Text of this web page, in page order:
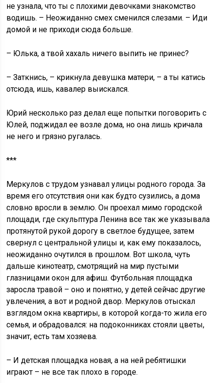
не узнала, что ты с плохими девочками знакомство
водишь. – Неожиданно смех сменился слезами. – Иди
домой и не приходи сюда больше.
– Юлька, а твой хахаль ничего выпить не принес?
– Заткнись, – крикнула девушка матери, – а ты катись
отсюда, ишь, кавалер выискался.
Юрий несколько раз делал еще попытки поговорить с
Юлей, поджидал ее возле дома, но она лишь кричала
не него и грязно ругалась.
***
Меркулов с трудом узнавал улицы родного города. За
время его отсутствия они как будто сузились, а дома
словно вросли в землю. Он проехал мимо городской
площади, где скульптура Ленина все так же указывала
протянутой рукой дорогу в светлое будущее, затем
свернул с центральной улицы и, как ему показалось,
неожиданно очутился в прошлом. Вот школа, чуть
дальше кинотеатр, смотрящий на мир пустыми
глазницами окон для афиш. Футбольная площадка
заросла травой – оно и понятно, у детей сейчас другие
увлечения, а вот и родной двор. Меркулов отыскал
взглядом окна квартиры, в которой когда-то жила его
семья, и обрадовался: на подоконниках стояли цветы,
значит, есть там хозяева.
– И детская площадка новая, а на ней ребятишки
играют – не все так плохо в городе.